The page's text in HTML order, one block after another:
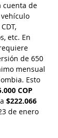
cuenta de
etc. En
de 650
mensual
Esto
COP
$222.066
de enero